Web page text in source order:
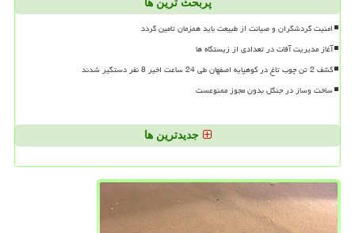
پربحث ترین ها
امنیت گردشگران و صیانت از طبیعت باید همزمان تامین گردد
آغاز مدیریت آفات در تعدادی از زیستگاه ها
کشف 2 تن چوب تاغ در کوهپایه اصفهان طی 24 ساعت اخیر 8 نفر دستگیر شدند
ساخت وساز در جنگل بدون مجوز ممنوعست
جدیدترین ها